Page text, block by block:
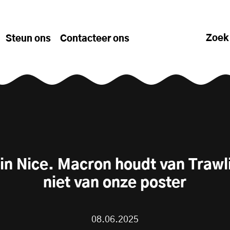
Steun ons Contacteer ons Zoek
Nice. Macron houdt van
niet van onze poster
08.06.2025